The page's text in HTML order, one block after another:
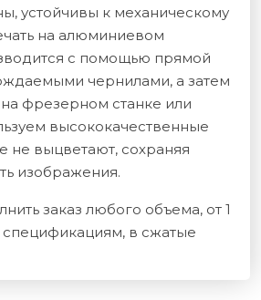
устойчивы к механическому
на алюминиевом
с помощью прямой
чернилами, а затем
фрезерном станке или
высококачественные
не выцветают, сохраняя
изображения.
заказ любого объема, от 1
в сжатые